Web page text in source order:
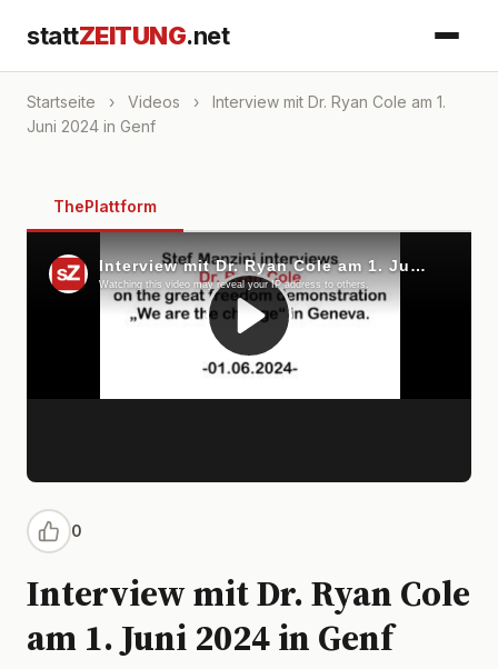
stattZEITUNG.net
Startseite › Videos ›
Interview mit Dr. Ryan Cole am 1.
Juni 2024 in Genf
ThePlattform
0
Interview mit Dr. Ryan Cole
am 1. Juni 2024 in Genf